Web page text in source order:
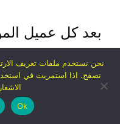
بعد كل عميل
مهم
نحن نستخدم ملفات تعريف
تصفح. اذا استمريت في
Ok